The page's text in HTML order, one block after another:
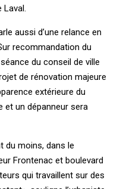
Laval.
aussi d’une relance en
recommandation du
du conseil de ville
de rénovation majeure
extérieure du
et un dépanneur sera
du moins, dans le
Frontenac et boulevard
qui travaillent sur des